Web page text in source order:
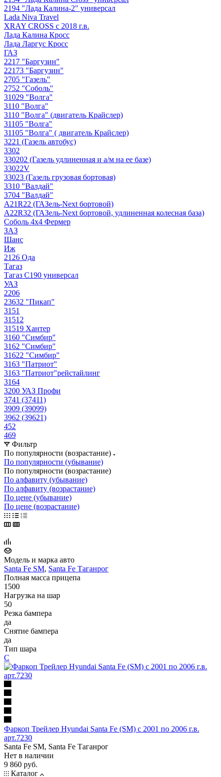
2194 "Лада Калина-2" универсал
Lada Niva Travel
XRAY CROSS с 2018 г.в.
Лада Калина Кросс
Лада Ларгус Кросс
ГАЗ
2217 "Баргузин"
22173 "Баргузин"
2705 "Газель"
2752 "Соболь"
31029 "Волга"
3110 "Волга"
3110 "Волга" (двигатель Крайслер)
31105 "Волга"
31105 "Волга" ( двигатель Крайслер)
3221 (Газель автобус)
3302
330202 (Газель удлиненная и а/м на ее базе)
33022V
33023 (Газель грузовая бортовая)
3310 "Валдай"
3704 "Валдай"
A21R22 (ГАЗель-Next бортовой)
A22R32 (ГАЗель-Next бортовой, удлиненная колесная база)
Соболь 4х4 Фермер
ЗАЗ
Шанс
Иж
2126 Ода
Тагаз
Тагаз С190 универсал
УАЗ
2206
23632 "Пикап"
3151
31512
31519 Хантер
3160 "Симбир"
3162 "Симбир"
31622 "Симбир"
3163 "Патриот"
3163 "Патриот"рейстайлинг
3164
3200 УАЗ Профи
3741 (37411)
3909 (39099)
3962 (39621)
452
469
Фильтр
По популярности (возрастание)
По популярности (убывание)
По популярности (возрастание)
По алфавиту (убывание)
По алфавиту (возрастание)
По цене (убывание)
По цене (возрастание)
Модель и марка авто
Santa Fe SM, Santa Fe Таганрог
Полная масса прицепа
1500
Нагрузка на шар
50
Резка бампера
да
Снятие бампера
да
Тип шара
C
Фаркоп Трейлер Hyundai Santa Fe (SM) с 2001 по 2006 г.в.
арт.7230
Santa Fe SM, Santa Fe Таганрог
Нет в наличии
9 860 руб.
Каталог